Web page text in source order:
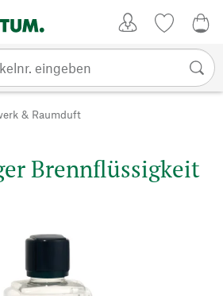
& Raumduft
Brennflüssigkeit